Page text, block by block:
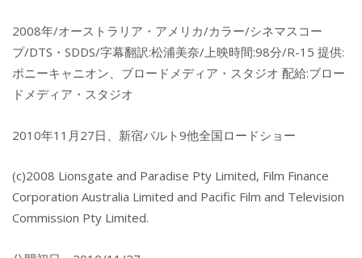
2008年/オーストラリア・アメリカ/カラー/シネマスコー
プ/DTS・SDDS/字幕翻訳:松浦美奈/上映時間:98分/R-15 提供:
ポニーキャニオン、ブロードメディア・スタジオ 配給:ブロー
ドメディア・スタジオ
2010年11月27日、新宿バルト9他全国ロードショー
(c)2008 Lionsgate and Paradise Pty Limited, Film Finance
Corporation Australia Limited and Pacific Film and Television
Commission Pty Limited.